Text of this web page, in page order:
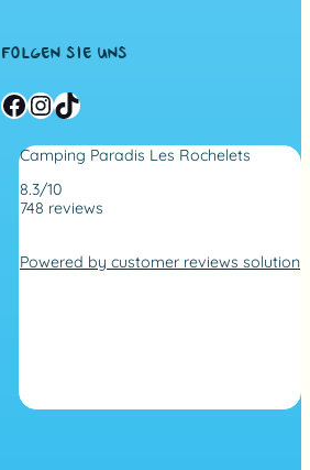
FOLGEN SIE UNS
Facebook InstagramTikTok
Camping Paradis Les Rochelets
8.3/10
748 reviews
,
g
b
Powered by customer reviews solution